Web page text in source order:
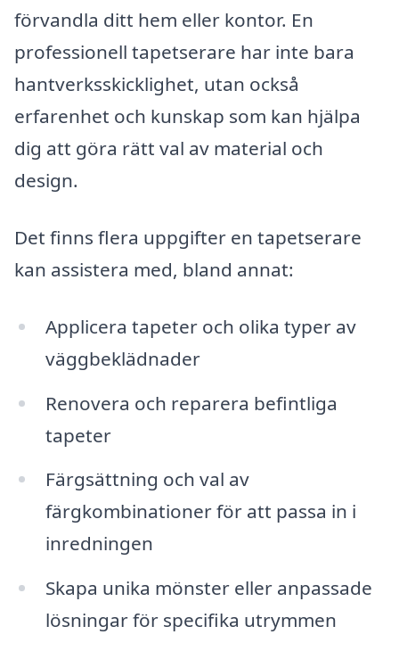
förvandla ditt hem eller kontor. En
professionell tapetserare har inte bara
hantverksskicklighet, utan också
erfarenhet och kunskap som kan hjälpa
dig att göra rätt val av material och
design.
Det finns flera uppgifter en tapetserare
kan assistera med, bland annat:
Applicera tapeter och olika typer av
väggbeklädnader
Renovera och reparera befintliga
tapeter
Färgsättning och val av
färgkombinationer för att passa in i
inredningen
Skapa unika mönster eller anpassade
lösningar för specifika utrymmen